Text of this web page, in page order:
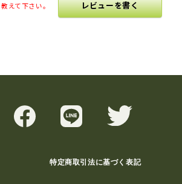
えて下さい。 レビューを書く
特定商取引法に基づく表記